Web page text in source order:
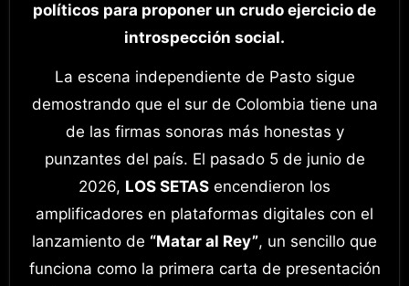
políticos para proponer un crudo ejercicio de
introspección social.
La escena independiente de Pasto sigue
demostrando que el sur de Colombia tiene una
de las firmas sonoras más honestas y
punzantes del país. El pasado 5 de junio de
2026, LOS SETAS encendieron los
amplificadores en plataformas digitales con el
lanzamiento de “Matar al Rey”, un sencillo que
funciona como la primera carta de presentación